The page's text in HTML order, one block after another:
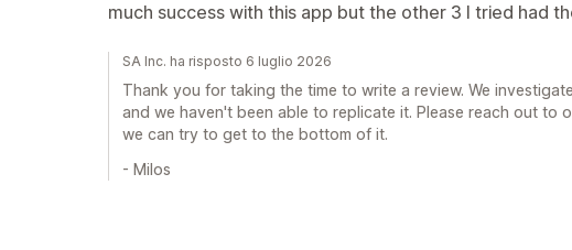
much success with this app but the other 3 I tried had
SA Inc. ha risposto 6 luglio 2026
Thank you for taking the time to write a review. We
and we haven't been able to replicate it. Please reach out to
we can try to get to the bottom of it.
- Milos